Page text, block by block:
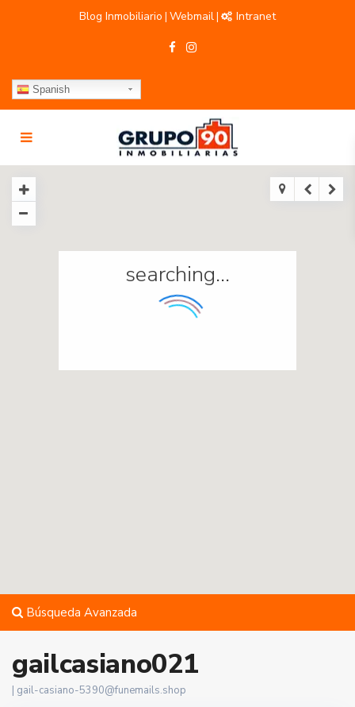
Blog Inmobiliario | Webmail| Intranet
Spanish
searching...
Búsqueda Avanzada
gailcasiano021
gail-casiano-5390@funemails.shop